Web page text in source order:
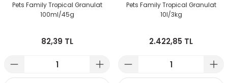
Pets Family Tropical Granulat
100ml/45g
82,39 TL
Pets Family Tropical Granulat
10l/3kg
2.422,85 TL